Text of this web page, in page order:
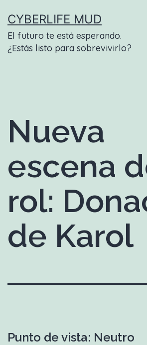
contenido
CYBERLIFE MUD
El futuro te está esperando.
¿Estás listo para sobrevivirlo?
Nueva
escena
rol:
de Karol
Punto de vista: Neutro